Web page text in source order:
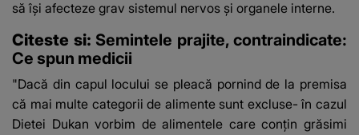
să îşi afecteze grav sistemul nervos şi organele interne.
Citeste si: Semintele prajite, contraindicate:
Ce spun medicii
"Dacă din capul locului se pleacă pornind de la premisa
că mai multe categorii de alimente sunt excluse- în cazul
Dietei Dukan vorbim de alimentele care conţin grăsimi